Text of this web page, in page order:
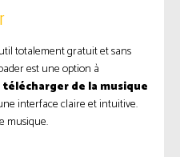
totalement gratuit et sans
est une option à
télécharger de la musique
interface claire et intuitive.
musique.